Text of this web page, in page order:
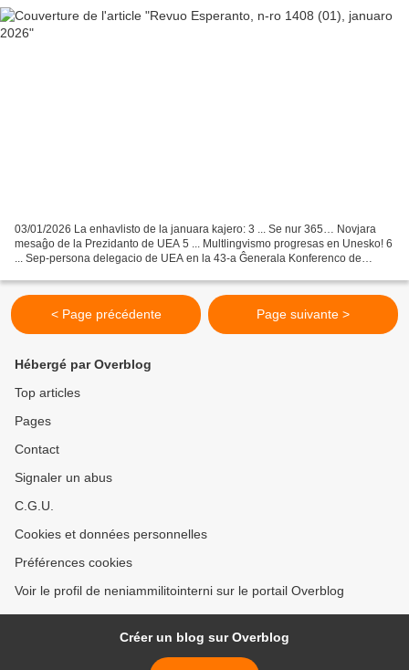
03/01/2026 La enhavlisto de la januara kajero: 3 ... Se nur 365… Novjara
mesaĝo de la Prezidanto de UEA 5 ... Multlingvismo progresas en Unesko! 6
... Sep-persona delegacio de UEA en la 43-a Ĝenerala Konferenco de
< Page précédente Page suivante >
Hébergé par Overblog
Top articles
Pages
Contact
Signaler un abus
C.G.U.
Cookies et données personnelles
Préférences cookies
Voir le profil de neniammilitointerni sur le portail Overblog
Créer un blog sur Overblog